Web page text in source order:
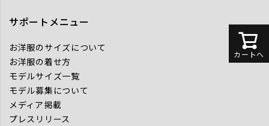
カートへ
サポートメニュー
お洋服のサイズについて
お洋服の着せ方
モデルサイズ一覧
モデル募集について
メディア掲載
プレスリリース